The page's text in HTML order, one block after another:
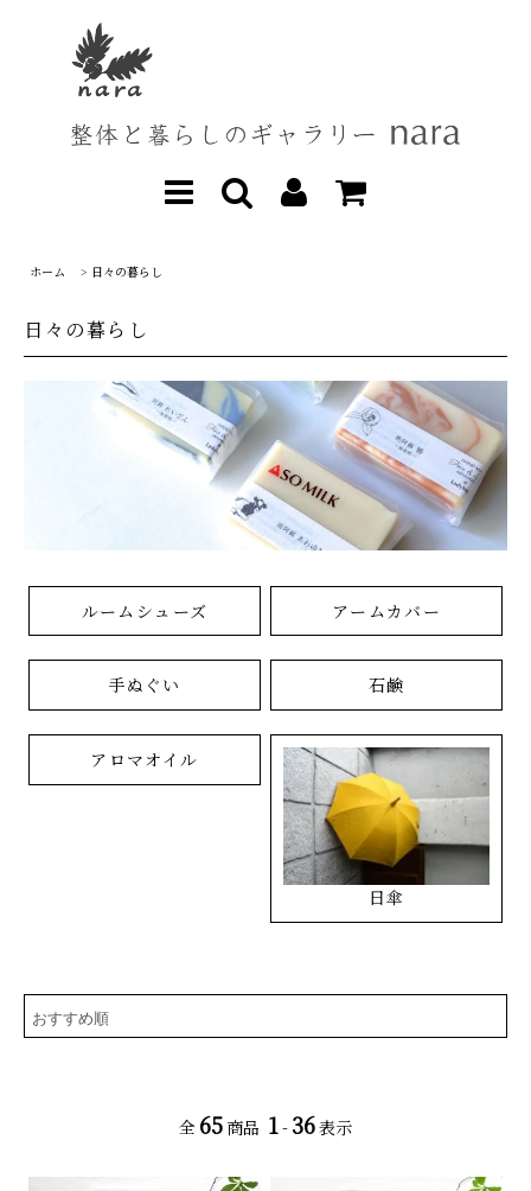
ホーム > 日々の暮らし
日々の暮らし
ルームシューズ アームカバー
手ぬぐい 石鹸
アロマオイル
日傘
全 65 商品 1- 36表示